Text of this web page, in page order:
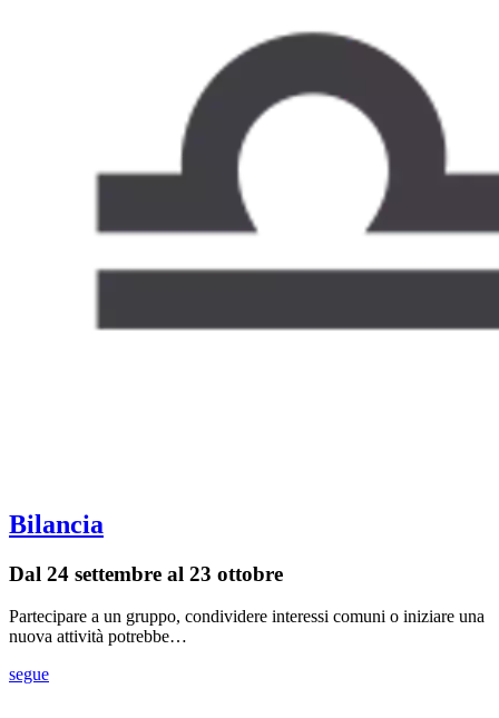
Bilancia
Dal 24 settembre al 23 ottobre
Partecipare a un gruppo, condividere interessi comuni o iniziare una
nuova attività potrebbe…
segue